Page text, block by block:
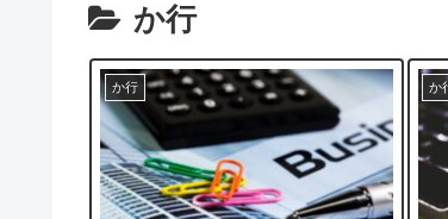
か行
か行 か